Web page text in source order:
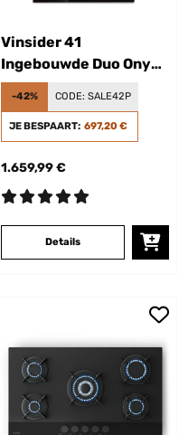
Vinsider 41
Ingebouwde Duo Onyx
inbouw wijnkoelkast 41
Fl 2 zones
-42% CODE: SALE42P
JE BESPAART: 697,20 €
1.659,99 €
Details